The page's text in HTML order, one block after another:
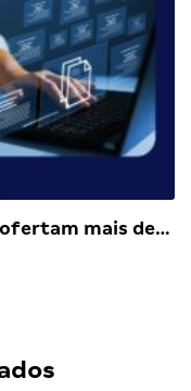
mais de…